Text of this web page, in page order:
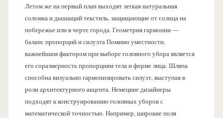
Летом же на первый план выходят легкая натуральная
соломка и дышащий текстиль, защищающие от солнца на
побережье или в черте города. Геометрия гармонии —
баланс пропорций и силуэта Помимо уместности,
важнейшим фактором при выборе головного убора является
его соразмерность пропорциям тела и форме лица. Шляпа
способна визуально гармонизировать силуэт, выступая в
роли архитектурного акцента. Немецкие дизайнеры
подходят к конструированию головных уборов с
математической точностью. Например, широкие поля